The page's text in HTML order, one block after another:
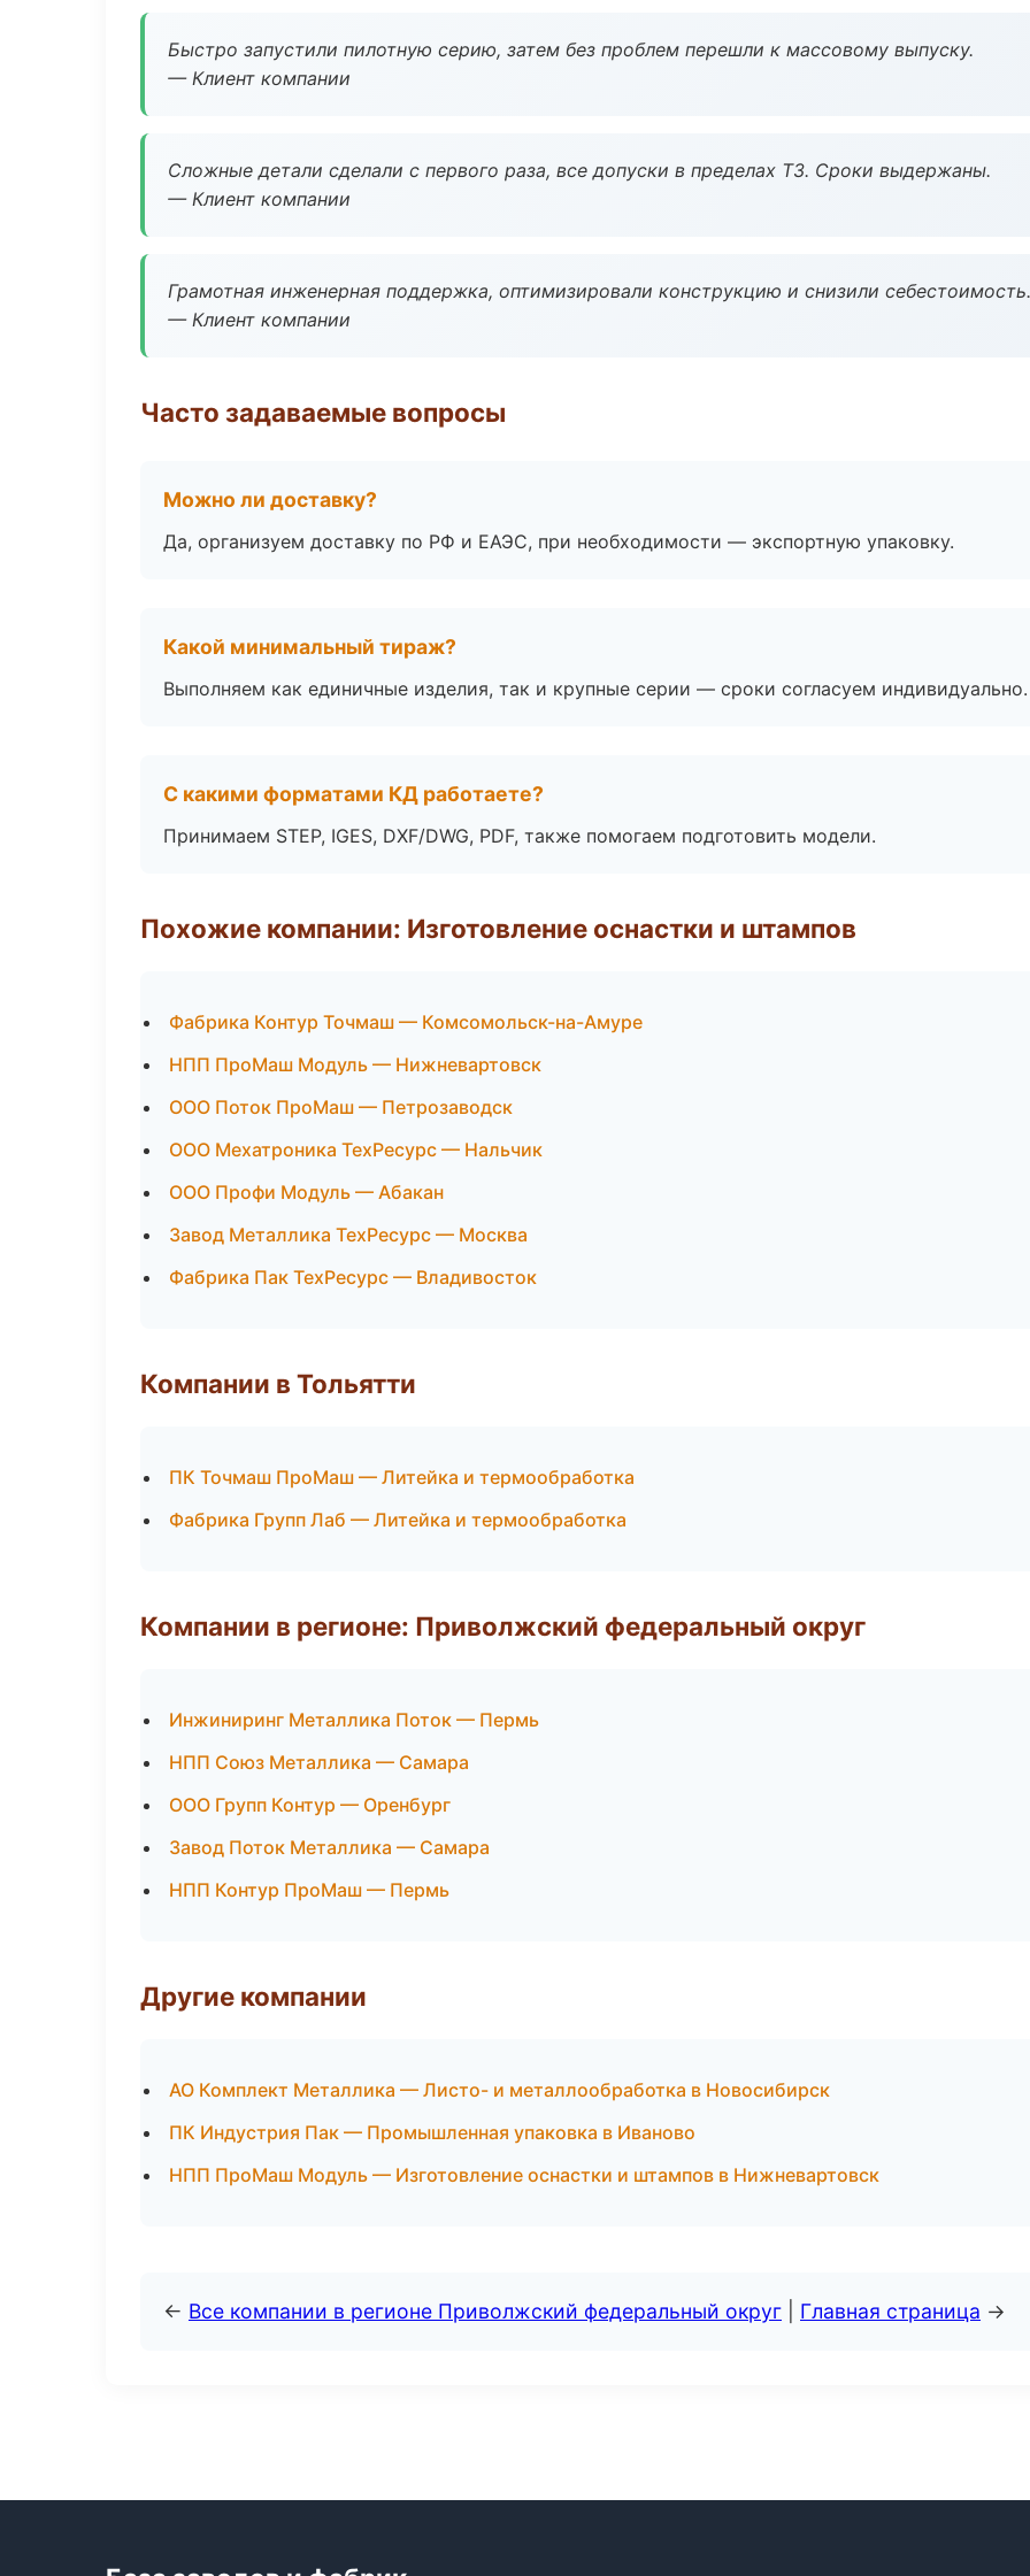
Быстро запустили пилотную серию, затем без проблем перешли к массовому выпуску.
— Клиент компании
Сложные детали сделали с первого раза, все допуски в пределах ТЗ. Сроки выдержаны.
— Клиент компании
Грамотная инженерная поддержка, оптимизировали конструкцию и снизили себестоимость.
— Клиент компании
Часто задаваемые вопросы
Можно ли доставку?
Да, организуем доставку по РФ и ЕАЭС, при необходимости — экспортную упаковку.
Какой минимальный тираж?
Выполняем как единичные изделия, так и крупные серии — сроки согласуем индивидуально.
С какими форматами КД работаете?
Принимаем STEP, IGES, DXF/DWG, PDF, также помогаем подготовить модели.
Похожие компании: Изготовление оснастки и штампов
Фабрика Контур Точмаш — Комсомольск-на-Амуре
НПП ПроМаш Модуль — Нижневартовск
ООО Поток ПроМаш — Петрозаводск
ООО Мехатроника ТехРесурс — Нальчик
ООО Профи Модуль — Абакан
Завод Металлика ТехРесурс — Москва
Фабрика Пак ТехРесурс — Владивосток
Компании в Тольятти
ПК Точмаш ПроМаш — Литейка и термообработка
Фабрика Групп Лаб — Литейка и термообработка
Компании в регионе: Приволжский федеральный округ
Инжиниринг Металлика Поток — Пермь
НПП Союз Металлика — Самара
ООО Групп Контур — Оренбург
Завод Поток Металлика — Самара
НПП Контур ПроМаш — Пермь
Другие компании
АО Комплект Металлика — Листо- и металлообработка в Новосибирск
ПК Индустрия Пак — Промышленная упаковка в Иваново
НПП ПроМаш Модуль — Изготовление оснастки и штампов в Нижневартовск
← Все компании в регионе Приволжский федеральный округ Главная страница →